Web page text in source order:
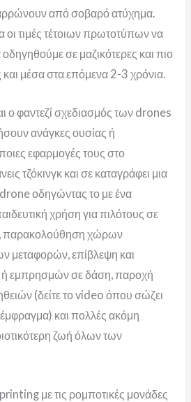
από σοβαρό ατύχημα.
τιμές τέτοιων πρωτοτύπων να
οδηγηθούμε σε μαζικότερες και πιο
μέσα στα επόμενα 2-3 χρόνια.
ο φαντεζί σχεδιασμός των drones
ανάγκες ουσίας ή
εφαρμογές τους στο
τζόκινγκ και σε καταγράφει μια
οδηγώντας το με ένα
χρήση για πιλότους σε
παρακολούθηση χώρων
μεταφορών, επίβλεψη και
εμπρησμών σε δάση, παροχή
(δείτε το video όπου σώζει
και πολλές ακόμη
ζωή όλων των
με τις ρομποτικές μονάδες